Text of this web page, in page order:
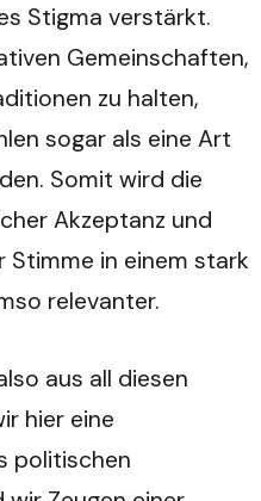
Stigma verstärkt.
Gemeinschaften,
zu halten,
sogar als eine Art
Somit wird die
Akzeptanz und
Stimme in einem stark
relevanter.
aus all diesen
hier eine
politischen